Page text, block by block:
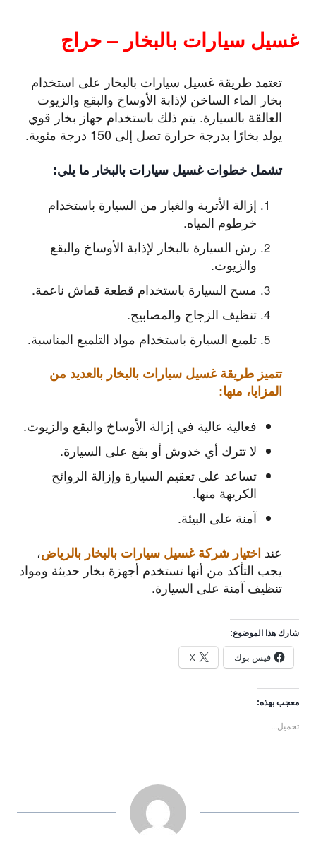
غسيل سيارات بالبخار – حراج
تعتمد طريقة غسيل سيارات بالبخار على استخدام
بخار الماء الساخن لإذابة الأوساخ والبقع والزيوت
العالقة بالسيارة. يتم ذلك باستخدام جهاز بخار قوي
يولد بخارًا بدرجة حرارة تصل إلى 150 درجة مئوية.
تشمل خطوات غسيل سيارات بالبخار ما يلي:
إزالة الأتربة والغبار من السيارة باستخدام
خرطوم المياه.
رش السيارة بالبخار لإذابة الأوساخ والبقع
والزيوت.
مسح السيارة باستخدام قطعة قماش ناعمة.
تنظيف الزجاج والمصابيح.
تلميع السيارة باستخدام مواد التلميع المناسبة.
تتميز طريقة غسيل سيارات بالبخار بالعديد من
المزايا، منها:
فعالية عالية في إزالة الأوساخ والبقع والزيوت.
لا تترك أي خدوش أو بقع على السيارة.
تساعد على تعقيم السيارة وإزالة الروائح
الكريهة منها.
آمنة على البيئة.
عند اختيار شركة غسيل سيارات بالبخار بالرياض،
يجب التأكد من أنها تستخدم أجهزة بخار حديثة ومواد
تنظيف آمنة على السيارة.
شارك هذا الموضوع:
فيس بوك X
معجب بهذه:
تحميل...